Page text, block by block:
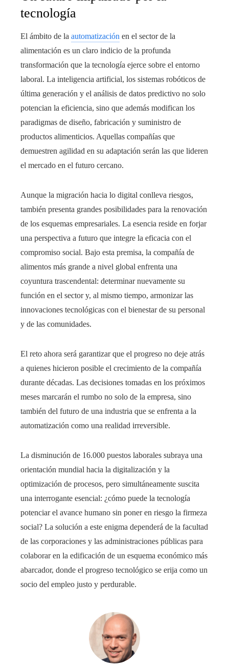
tecnología
El ámbito de la automatización en el sector de la
alimentación es un claro indicio de la profunda
transformación que la tecnología ejerce sobre el entorno
laboral. La inteligencia artificial, los sistemas robóticos de
última generación y el análisis de datos predictivo no solo
potencian la eficiencia, sino que además modifican los
paradigmas de diseño, fabricación y suministro de
productos alimenticios. Aquellas compañías que
demuestren agilidad en su adaptación serán las que lideren
el mercado en el futuro cercano.
Aunque la migración hacia lo digital conlleva riesgos,
también presenta grandes posibilidades para la renovación
de los esquemas empresariales. La esencia reside en forjar
una perspectiva a futuro que integre la eficacia con el
compromiso social. Bajo esta premisa, la compañía de
alimentos más grande a nivel global enfrenta una
coyuntura trascendental: determinar nuevamente su
función en el sector y, al mismo tiempo, armonizar las
innovaciones tecnológicas con el bienestar de su personal
y de las comunidades.
El reto ahora será garantizar que el progreso no deje atrás
a quienes hicieron posible el crecimiento de la compañía
durante décadas. Las decisiones tomadas en los próximos
meses marcarán el rumbo no solo de la empresa, sino
también del futuro de una industria que se enfrenta a la
automatización como una realidad irreversible.
La disminución de 16.000 puestos laborales subraya una
orientación mundial hacia la digitalización y la
optimización de procesos, pero simultáneamente suscita
una interrogante esencial: ¿cómo puede la tecnología
potenciar el avance humano sin poner en riesgo la firmeza
social? La solución a este enigma dependerá de la facultad
de las corporaciones y las administraciones públicas para
colaborar en la edificación de un esquema económico más
abarcador, donde el progreso tecnológico se erija como un
socio del empleo justo y perdurable.